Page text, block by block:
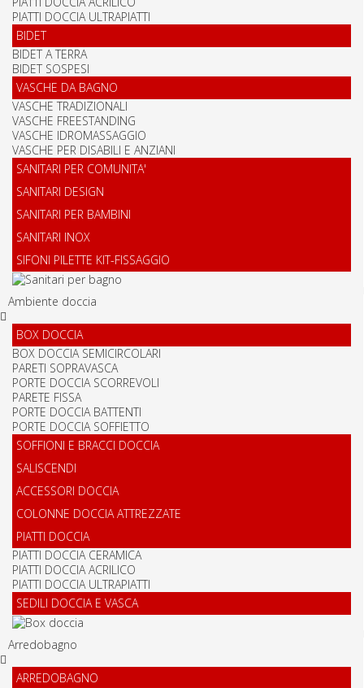
PIATTI DOCCIA ULTRAPIATTI
BIDET
BIDET A TERRA
BIDET SOSPESI
VASCHE DA BAGNO
VASCHE TRADIZIONALI
VASCHE FREESTANDING
VASCHE IDROMASSAGGIO
VASCHE PER DISABILI E ANZIANI
SANITARI PER COMUNITA'
SANITARI DESIGN
SANITARI PER BAMBINI
SANITARI INOX
SIFONI PILETTE KIT-FISSAGGIO
Ambiente doccia
BOX DOCCIA
BOX DOCCIA SEMICIRCOLARI
PARETI SOPRAVASCA
PORTE DOCCIA SCORREVOLI
PARETE FISSA
PORTE DOCCIA BATTENTI
PORTE DOCCIA SOFFIETTO
SOFFIONI E BRACCI DOCCIA
SALISCENDI
ACCESSORI DOCCIA
COLONNE DOCCIA ATTREZZATE
PIATTI DOCCIA
PIATTI DOCCIA CERAMICA
PIATTI DOCCIA ACRILICO
PIATTI DOCCIA ULTRAPIATTI
SEDILI DOCCIA E VASCA
Arredobagno
ARREDOBAGNO